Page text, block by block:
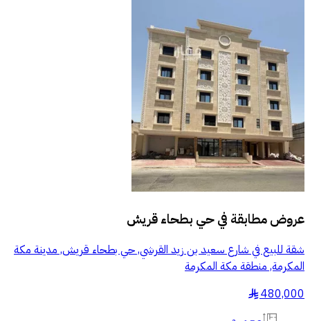
عروض مطابقة فيحي بطحاء قريش
شقة للبيع في شارع سعيد بن زيد القرشي, حي بطحاء قريش, مدينة مكة
المكرمة, منطقة مكة المكرمة
480,000
§